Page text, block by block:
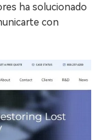
ha solucionado
con